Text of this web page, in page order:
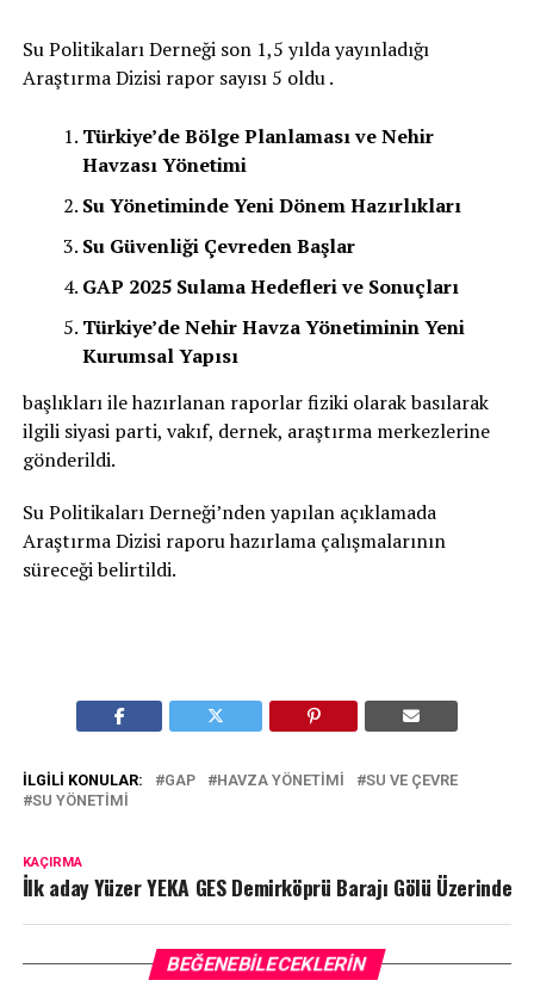
Su Politikaları Derneği son 1,5 yılda yayınladığı
Araştırma Dizisi rapor sayısı 5 oldu .
Türkiye’de Bölge Planlaması ve Nehir
Havzası Yönetimi
Su Yönetiminde Yeni Dönem Hazırlıkları
Su Güvenliği Çevreden Başlar
GAP 2025 Sulama Hedefleri ve Sonuçları
Türkiye’de Nehir Havza Yönetiminin Yeni
Kurumsal Yapısı
başlıkları ile hazırlanan raporlar fiziki olarak basılarak
ilgili siyasi parti, vakıf, dernek, araştırma merkezlerine
gönderildi.
Su Politikaları Derneği’nden yapılan açıklamada
Araştırma Dizisi raporu hazırlama çalışmalarının
süreceği belirtildi.
İLGILI KONULAR: GAP HAVZA YÖNETIMI
SU VE ÇEVRE
SU YÖNETIMI
KAÇIRMA
İlk aday Yüzer YEKA GES Demirköprü Barajı Gölü Üzerinde
BEĞENEBILECEKLERIN